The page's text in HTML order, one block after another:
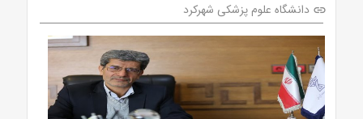
link دانشگاه علوم پزشکی شهرکرد